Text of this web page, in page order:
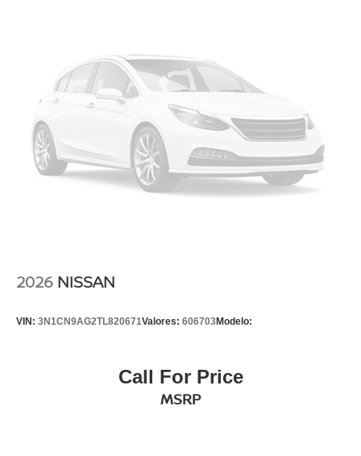
2026 NISSAN
VIN: 3N1CN9AG2TL820671Valores: 606703Modelo:
Call For Price
MSRP